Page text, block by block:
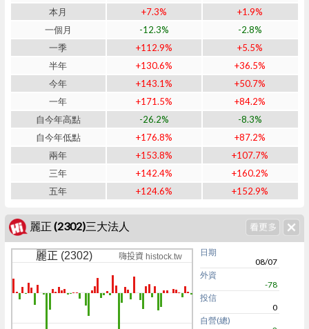
本月
+7.3%
+1.9%
一個月
-12.3%
-2.8%
一季
+112.9%
+5.5%
半年
+130.6%
+36.5%
今年
+143.1%
+50.7%
一年
+171.5%
+84.2%
自今年高點
-26.2%
-8.3%
自今年低點
+176.8%
+87.2%
兩年
+153.8%
+107.7%
三年
+142.4%
+160.2%
五年
+124.6% +152.9%
麗正 (2302)三大法人
麗正 (2302) 嗨投資 histock.tw
日期
08/07
外資
-78
投信
0
自營(總)